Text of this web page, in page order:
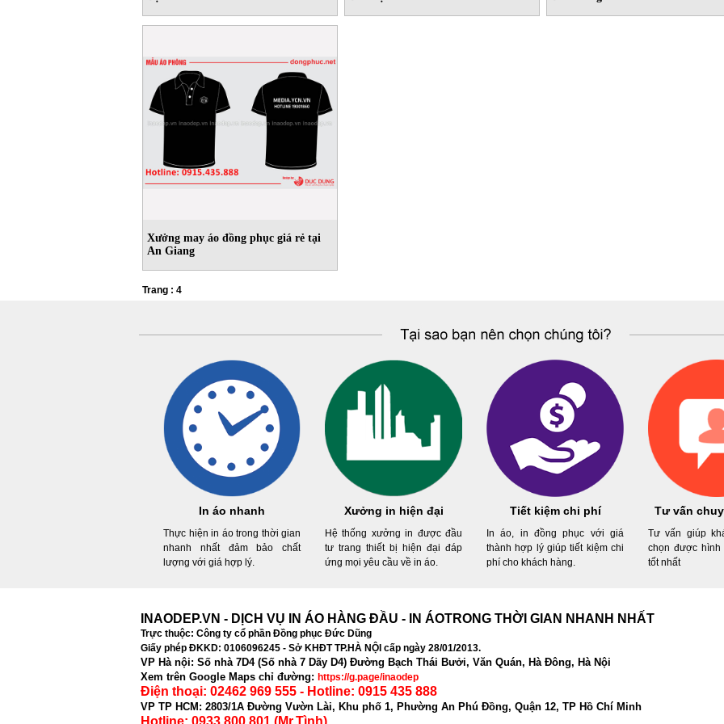
Xưởng may áo đồng phục giá rẻ tại
An Giang
Trang : 4
In áo nhanh
Thực hiện in áo trong thời gian
nhanh nhất đảm bảo chất
lượng với giá hợp lý.
Xưởng in hiện đại
Hệ thống xưởng in được đầu
tư trang thiết bị hiện đại đáp
ứng mọi yêu cầu về in áo.
Tiết kiệm chi phí
In áo, in đồng phục với giá
thành hợp lý giúp tiết kiệm chi
phí cho khách hàng.
Tư vấn
Tư vấn giúp
chọn được hình
tốt nhất
INAODEP.VN - DỊCH VỤ IN ÁO HÀNG ĐẦU - IN ÁOTRONG THỜI GIAN NHANH NHẤT
Trực thuộc: Công ty cổ phần Đồng phục Đức Dũng
Giấy phép ĐKKD: 0106096245 - Sở KHĐT TP.HÀ NỘI cấp ngày 28/01/2013.
VP Hà nội: Số nhà 7D4 (Số nhà 7 Dãy D4) Đường Bạch Thái Bưởi, Văn Quán, Hà Đông, Hà Nội
Xem trên Google Maps chỉ đường: https://g.page/inaodep
Điện thoại: 02462 969 555 - Hotline: 0915 435 888
VP TP HCM: 2803/1A Đường Vườn Lài, Khu phố 1, Phường An Phú Đồng, Quận 12, TP Hồ Chí Minh
Hotline: 0933 800 801 (Mr.Tình)